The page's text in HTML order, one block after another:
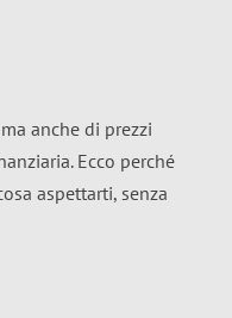
anche di prezzi
Ecco perché
aspettarti, senza